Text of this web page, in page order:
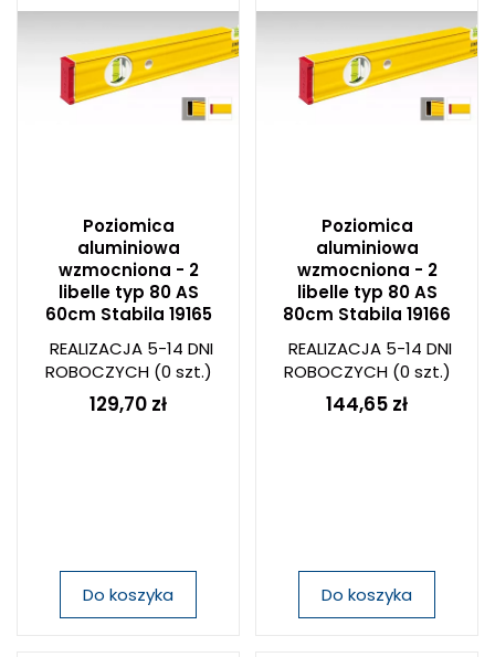
Poziomica
aluminiowa
wzmocniona - 2
libelle typ 80 AS
60cm Stabila 19165
REALIZACJA 5-14 DNI
ROBOCZYCH(0 szt.)
129,70 zł
Do koszyka
Poziomica
aluminiowa
wzmocniona - 2
libelle typ 80 AS
80cm Stabila 19166
REALIZACJA 5-14 DNI
ROBOCZYCH(0 szt.)
144,65 zł
Do koszyka